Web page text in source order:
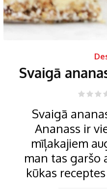
Svaigā
Svaigā
Ananass ir
mīļakajiem
man tas garšo
kūkas